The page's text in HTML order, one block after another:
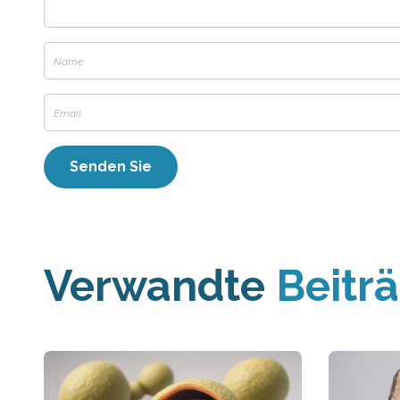
Verwandte